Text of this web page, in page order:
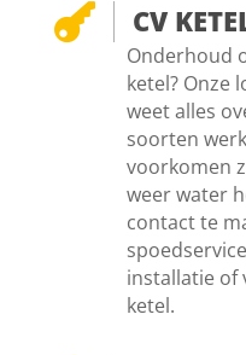
 CV
Onderhoud
ketel? Onze
weet alles
soorten
voorkomen
weer water
contact te
installatie of
ketel.